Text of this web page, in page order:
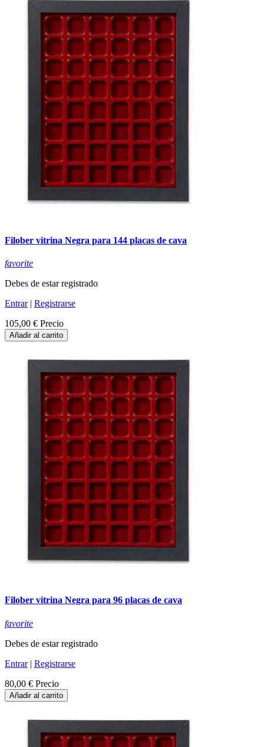
Filober vitrina Negra para 144 placas de cava
favorite
Debes de estar registrado
Entrar| Registrarse
105,00 € Precio
Añadir al carrito
Filober vitrina Negra para 96 placas de cava
favorite
Debes de estar registrado
Entrar| Registrarse
80,00 € Precio
Añadir al carrito